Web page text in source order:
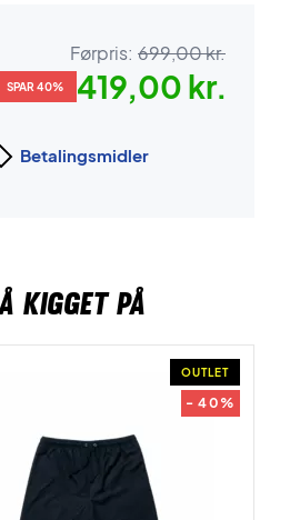
Førpris: 699,00 kr.
SPAR 40% 419,00 kr.
Betalingsmidler
KIGGET PÅ
OUTLET
- 40%